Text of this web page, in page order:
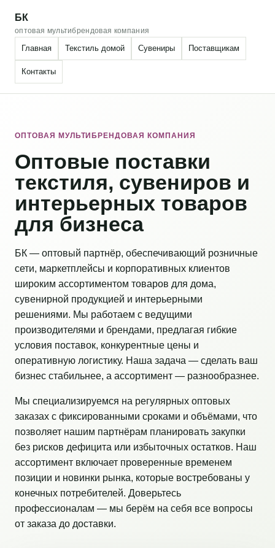
БК
оптовая мультибрендовая компания
Главная Текстиль домой Сувениры Поставщикам
Контакты
ОПТОВАЯ МУЛЬТИБРЕНДОВАЯ КОМПАНИЯ
Оптовые поставки
текстиля, сувениров и
интерьерных товаров
для бизнеса
БК — оптовый партнёр, обеспечивающий розничные
сети, маркетплейсы и корпоративных клиентов
широким ассортиментом товаров для дома,
сувенирной продукцией и интерьерными
решениями. Мы работаем с ведущими
производителями и брендами, предлагая гибкие
условия поставок, конкурентные цены и
оперативную логистику. Наша задача — сделать ваш
бизнес стабильнее, а ассортимент — разнообразнее.
Мы специализируемся на регулярных оптовых
заказах с фиксированными сроками и объёмами, что
позволяет нашим партнёрам планировать закупки
без рисков дефицита или избыточных остатков. Наш
ассортимент включает проверенные временем
позиции и новинки рынка, которые востребованы у
конечных потребителей. Доверьтесь
профессионалам — мы берём на себя все вопросы
от заказа до доставки.